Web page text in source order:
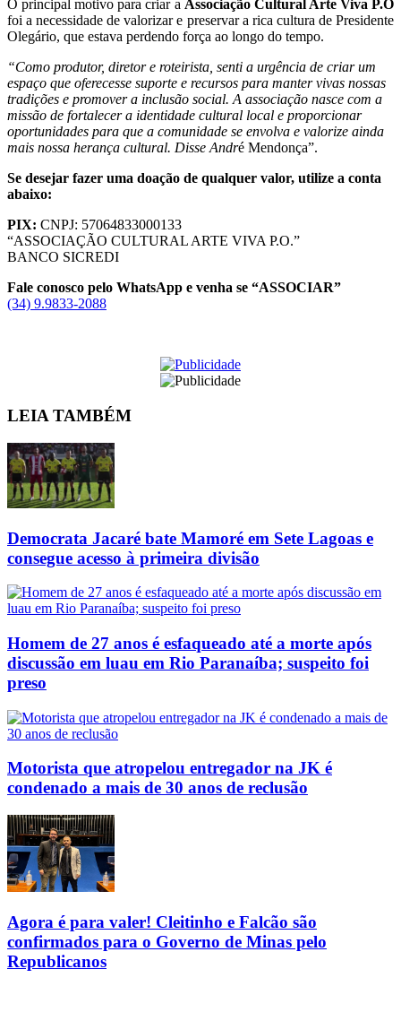
O principal motivo para criar a Associação Cultural Arte Viva P.O
foi a necessidade de valorizar e preservar a rica cultura de Presidente
Olegário, que estava perdendo força ao longo do tempo.
“Como produtor, diretor e roteirista, senti a urgência de criar um
espaço que oferecesse suporte e recursos para manter vivas nossas
tradições e promover a inclusão social. A associação nasce com a
missão de fortalecer a identidade cultural local e proporcionar
oportunidades para que a comunidade se envolva e valorize ainda
mais nossa herança cultural. Disse André Mendonça”.
Se desejar fazer uma doação de qualquer valor, utilize a conta
abaixo:
PIX: CNPJ: 57064833000133
“ASSOCIAÇÃO CULTURAL ARTE VIVA P.O.”
BANCO SICREDI
Fale conosco pelo WhatsApp e venha se “ASSOCIAR”
(34) 9.9833-2088
LEIA TAMBÉM
Democrata Jacaré bate Mamoré em Sete Lagoas e
consegue acesso à primeira divisão
Homem de 27 anos é esfaqueado até a morte após
discussão em luau em Rio Paranaíba; suspeito foi
preso
Motorista que atropelou entregador na JK é
condenado a mais de 30 anos de reclusão
Agora é para valer! Cleitinho e Falcão são
confirmados para o Governo de Minas pelo
Republicanos